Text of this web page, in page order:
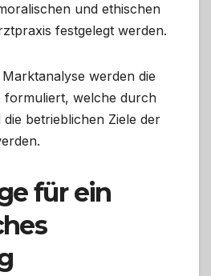
und ethischen
festgelegt werden.
werden die
formuliert, welche durch
betrieblichen Ziele der
für ein